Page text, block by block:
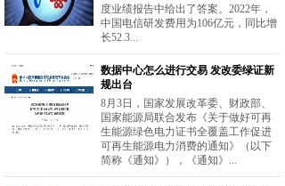
度业绩报告中给出了答案。2022年，
中国电信研发费用为106亿元，同比增
长52.3...
数据中心怎么进行交易 发改委绿证新
规出台
8月3日，国家发展改革委、财政部、
国家能源局联合发布《关于做好可再
生能源绿色电力证书全覆盖工作促进
可再生能源电力消费的通知》（以下
简称《通知》），《通知》...